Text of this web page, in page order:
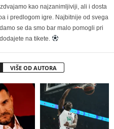
kao najzanimljiviji, ali i dosta
i predlogom igre. Najbitnije od svega
se da smo bar malo pomogli pri
na tikete.
VIŠE OD AUTORA